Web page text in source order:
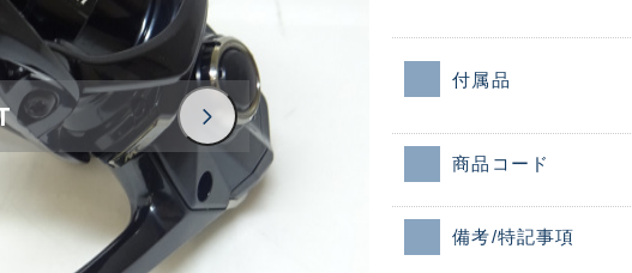
付属品
商品コード
備考/特記事項